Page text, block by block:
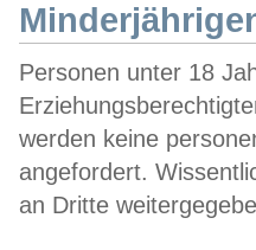
Personen unter 18
werden keine
angefordert.
an Dritte